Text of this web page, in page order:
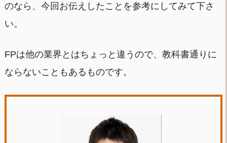
のなら、今回お伝えしたことを参考にしてみて下さ
い。
FPは他の業界とはちょっと違うので、教科書通りに
ならないこともあるものです。